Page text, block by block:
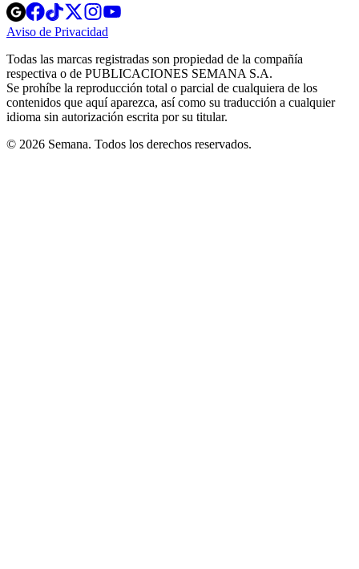
Opens
in
new
Opens
in
new
Opens
in
new
window
Opens
new
windowwindow
Aviso de Privacidad
new
window
Todas las marcas registradas son propiedad de la compañía
respectiva o de PUBLICACIONES SEMANA S.A.
Se prohíbe la reproducción total o parcial de cualquiera de los
contenidos que aquí aparezca, así como su traducción a cualquier
idioma sin autorización escrita por su titular.
© 2026 Semana. Todos los derechos reservados.